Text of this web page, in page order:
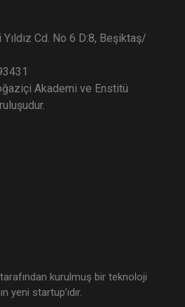
Cd. No 6 D:8, Beşiktaş/
Akademi ve Enstitü
kurulmuş bir teknoloji
yeni startup’ıdır.